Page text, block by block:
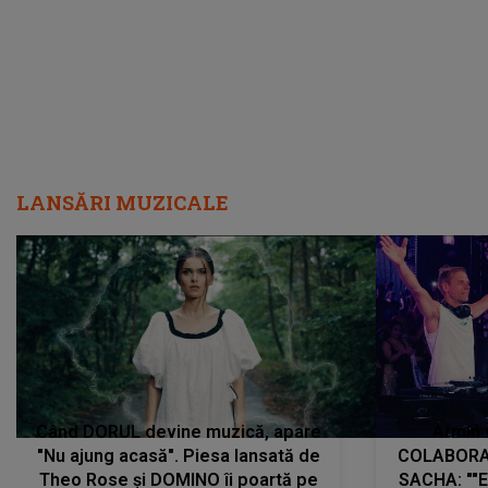
LANSĂRI MUZICALE
Când DORUL devine muzică, apare
"Nu ajung acasă". Piesa lansată de
Theo Rose și DOMINO îi poartă pe
SACHA: